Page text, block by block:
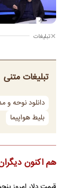
رئیس‌جمهور در
فروپاشی ایران، گفت:
افشاگری
فابیو کاناوارو با
ماشاریپوف به جام
کنوانسیون
دولت لایحه الحاق
سال به مجلس ارسال
ذوق مهران
«کلاغ» گفت که